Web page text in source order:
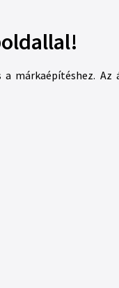
a márkaépítéshez.